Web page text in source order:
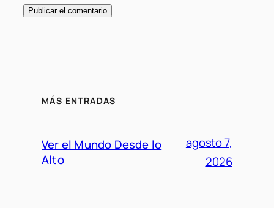
MÁS ENTRADAS
Ver el Mundo Desde lo
Alto
agosto 7,
2026